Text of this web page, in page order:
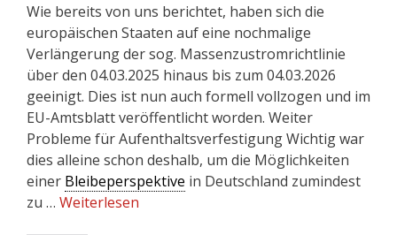
Wie bereits von uns berichtet, haben sich die
europäischen Staaten auf eine nochmalige
Verlängerung der sog. Massenzustromrichtlinie
über den 04.03.2025 hinaus bis zum 04.03.2026
geeinigt. Dies ist nun auch formell vollzogen und im
EU-Amtsblatt veröffentlicht worden. Weiter
Probleme für Aufenthaltsverfestigung Wichtig war
dies alleine schon deshalb, um die Möglichkeiten
einer Bleibeperspektive in Deutschland zumindest
zu … Weiterlesen